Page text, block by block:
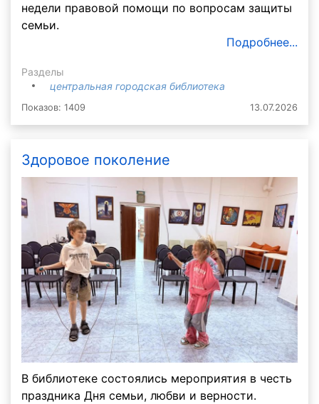
недели правовой помощи по вопросам защиты
семьи.
Подробнее...
Разделы
центральная городская библиотека
Показов: 1409 13.07.2026
Здоровое поколение
В библиотеке состоялись мероприятия в честь
праздника Дня семьи, любви и верности.